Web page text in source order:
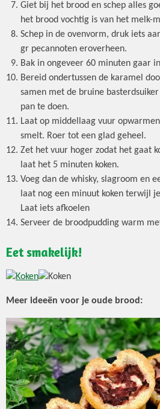
Giet bij het brood en schep alles
het brood vochtig is van het melk-
Schep in de ovenvorm, druk iets
gr pecannoten eroverheen.
Bak in ongeveer 60 minuten gaar
Bereid ondertussen de karamel
samen met de bruine
pan te doen.
Laat op middellaag vuur
smelt. Roer tot een glad geheel.
Zet het vuur hoger zodat het gaat
laat het 5 minuten koken.
Voeg dan de whisky, slagroom en
laat nog een minuut koken terwijl
Laat iets afkoelen
Serveer de broodpudding warm
Eet smakelijk!
Meer ideeën voor je oude brood: